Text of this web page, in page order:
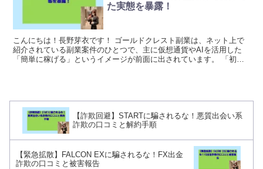
た実態を暴露！
こんにちは！長野芽衣です！ ゴールドクレスト副業は、ネット上で
紹介されている副業案件のひとつで、主に仮想通貨やAIを活用した
「簡単に稼げる」というイメージが前面に出されています。 「初心
【詐欺回避】STARTに騙されるな！悪質出会い系
詐欺の口コミと解約手順
【緊急拡散】FALCON EXに騙されるな！FX出金
詐欺の口コミと被害報告